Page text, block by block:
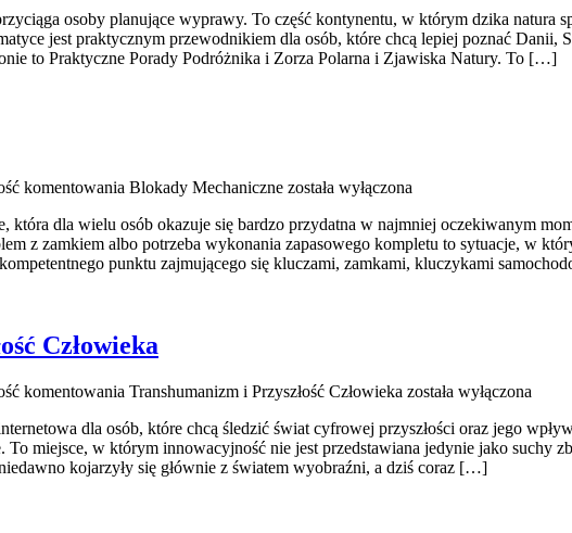
osoby planujące wyprawy. To część kontynentu, w którym dzika natura
jest praktycznym przewodnikiem dla osób, które chcą lepiej poznać
to Praktyczne Porady Podróżnika i Zorza Polarna i Zjawiska Natury. To […]
komentowania Blokady Mechaniczne została wyłączona
która dla wielu osób okazuje się bardzo przydatna w najmniej oczekiwanym
z zamkiem albo potrzeba wykonania zapasowego kompletu to sytuacje, w
punktu zajmującego się kluczami, zamkami, kluczykami
Człowieka
komentowania Transhumanizm i Przyszłość Człowieka została wyłączona
dla osób, które chcą śledzić świat cyfrowej przyszłości oraz jego
To miejsce, w którym innowacyjność nie jest przedstawiana jedynie jako suchy
kojarzyły się głównie z światem wyobraźni, a dziś coraz […]